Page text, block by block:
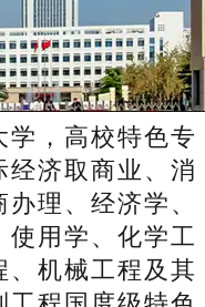
，高校特色专
济取商业、消
理、经济学、
用学、化学工
机械工程及其